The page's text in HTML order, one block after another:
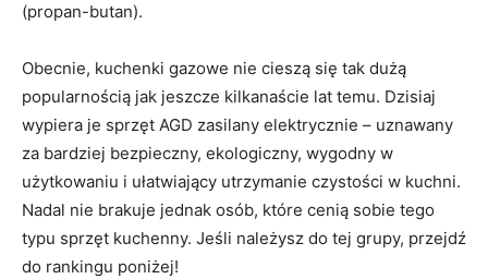
(propan-butan).
Obecnie, kuchenki gazowe nie cieszą się tak dużą
popularnością jak jeszcze kilkanaście lat temu. Dzisiaj
wypiera je sprzęt AGD zasilany elektrycznie – uznawany
za bardziej bezpieczny, ekologiczny, wygodny w
użytkowaniu i ułatwiający utrzymanie czystości w kuchni.
Nadal nie brakuje jednak osób, które cenią sobie tego
typu sprzęt kuchenny. Jeśli należysz do tej grupy, przejdź
do rankingu poniżej!